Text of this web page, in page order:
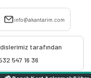
info@akantarim.com
tarafından
547 16 36